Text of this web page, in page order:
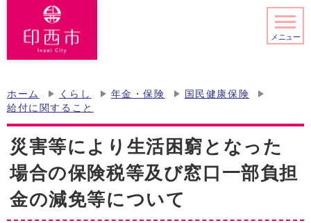
メニュー
ホーム くらし 年金・保険
国民健康保険
給付に関すること
災害等により生活困窮となった
場合の保険税等及び窓口一部負担
金の減免等について